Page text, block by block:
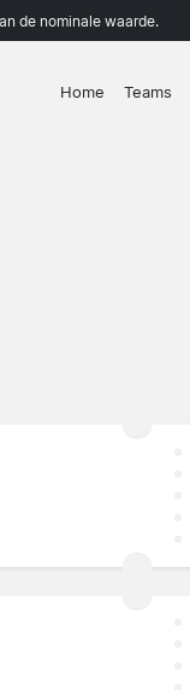
de nominale waarde.
Home Teams